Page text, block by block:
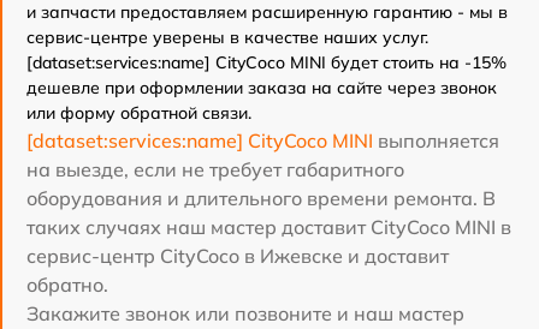
и запчасти предоставляем расширенную гарантию - мы в
сервис-центре уверены в качестве наших услуг.
[dataset:services:name] CityCoco MINI будет стоить на -15%
дешевле при оформлении заказа на сайте через звонок
или форму обратной связи.
[dataset:services:name] CityCoco MINI выполняется
на выезде, если не требует габаритного
оборудования и длительного времени ремонта. В
таких случаях наш мастер доставит CityCoco MINI в
сервис-центр CityCoco в Ижевске и доставит
обратно.
Закажите звонок или позвоните и наш мастер